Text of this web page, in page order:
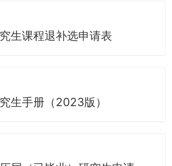
生课程退补选申请表
生手册（2023版）